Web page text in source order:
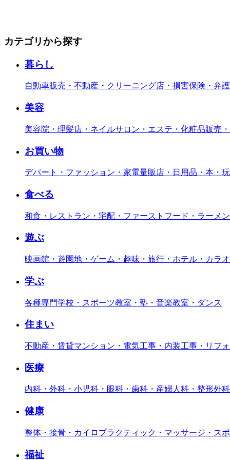
カテゴリから探す
暮らし
自動車販売・不動産・クリーニング店・損害保険・弁
美容
美容院・理髪店・ネイルサロン・エステ・化粧品販売
お買い物
デパート・ファッション・家電量販店・日用品・本・
食べる
和食・レストラン・宅配・ファーストフード・ラーメン
遊ぶ
映画館・遊園地・ゲーム・趣味・旅行・ホテル・カラ
学ぶ
各種専門学校・スポーツ教室・塾・音楽教室・ダンス
住まい
不動産・賃貸マンション・電気工事・内装工事・リフ
医療
内科・外科・小児科・眼科・歯科・産婦人科・整形外科
健康
整体・接骨・カイロプラクティック・マッサージ・ス
福祉